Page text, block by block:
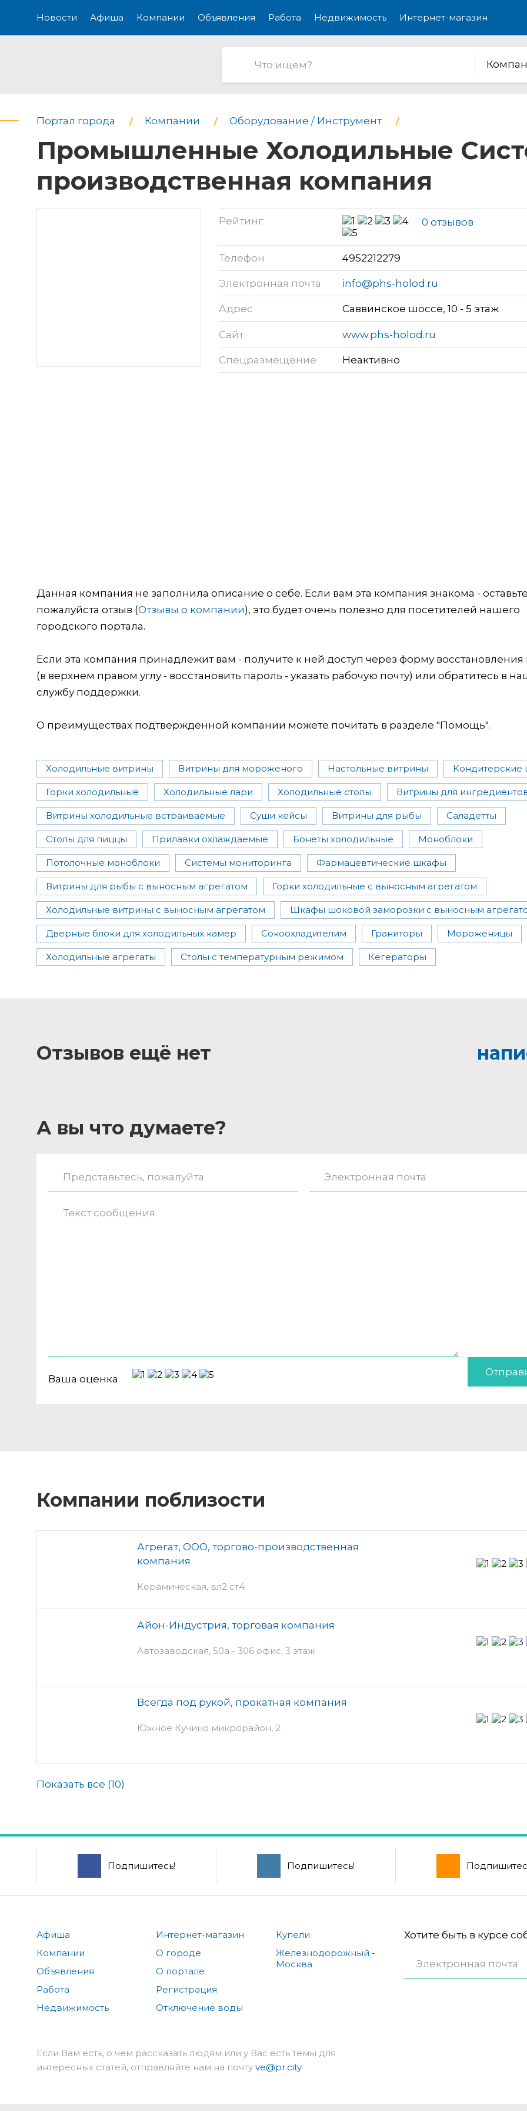
Новости Афиша Компании Объявления Работа Недвижимость Интернет-магазин
Портал города Компании Оборудование / Инструмент
Промышленные Холодильные
производственная компания
Рейтинг 0 отзывов
Телефон 4952212279
Электронная почта info@phs-holod.ru
Адрес Саввинское шоссе, 10 - 5 этаж
Сайт www.phs-holod.ru
Спецразмещение Неактивно
Данная компания не заполнила описание о себе. Если вам эта компания знакома -
пожалуйста отзыв (Отзывы о компании), это будет очень полезно для посетителей нашего
городского портала.
Если эта компания принадлежит вам - получите к ней доступ через форму восстановления
(в верхнем правом углу - восстановить пароль - указать рабочую почту) или обратитесь в
службу поддержки.
О преимуществах подтвержденной компании можете почитать в разделе "Помощь".
Холодильные витрины Витрины для мороженого Настольные витрины
Горки холодильные Холодильные лари Холодильные столы Витрины для
Витрины холодильные встраиваемые Суши кейсы Витрины для рыбы Саладетты
Столы для пиццы Прилавки охлаждаемые Бонеты холодильные Моноблоки
Потолочные моноблоки Системы мониторинга Фармацевтические шкафы
Витрины для рыбы с выносным агрегатом Горки холодильные с выносным агрегатом
Холодильные витрины с выносным агрегатом Шкафы шоковой заморозки с выносным
Дверные блоки для холодильных камер Сокоохладителим Граниторы Мороженицы
Холодильные агрегаты Столы с температурным режимом Кегераторы
Отзывов ещё нет
А вы что думаете?
Ваша оценка
Компании поблизости
Агрегат, ООО, торгово-производственная
компания
Керамическая, вл2 ст4
Айон-Индустрия, торговая компания
Автозаводская, 50а - 306 офис, 3 этаж
Всегда под рукой, прокатная компания
Южное Кучино микрорайон, 2
Показать все (10)
Подпишитесь! Подпишитесь!
Афиша
Компании
Объявления
Работа
Недвижимость
Интернет-магазин
О городе
О портале
Регистрация
Отключение воды
Купели
Железнодорожный -
Москва
Хотите быть в курсе
Если Вам есть, о чем рассказать людям или у Вас есть темы для
интересных статей, отправляйте нам на почту ve@pr.city